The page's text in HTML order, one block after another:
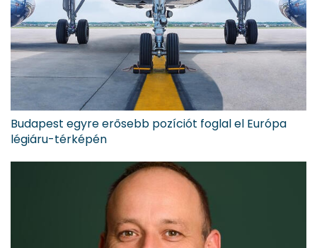
Budapest egyre erősebb pozíciót foglal el Európa
légiáru-térképén